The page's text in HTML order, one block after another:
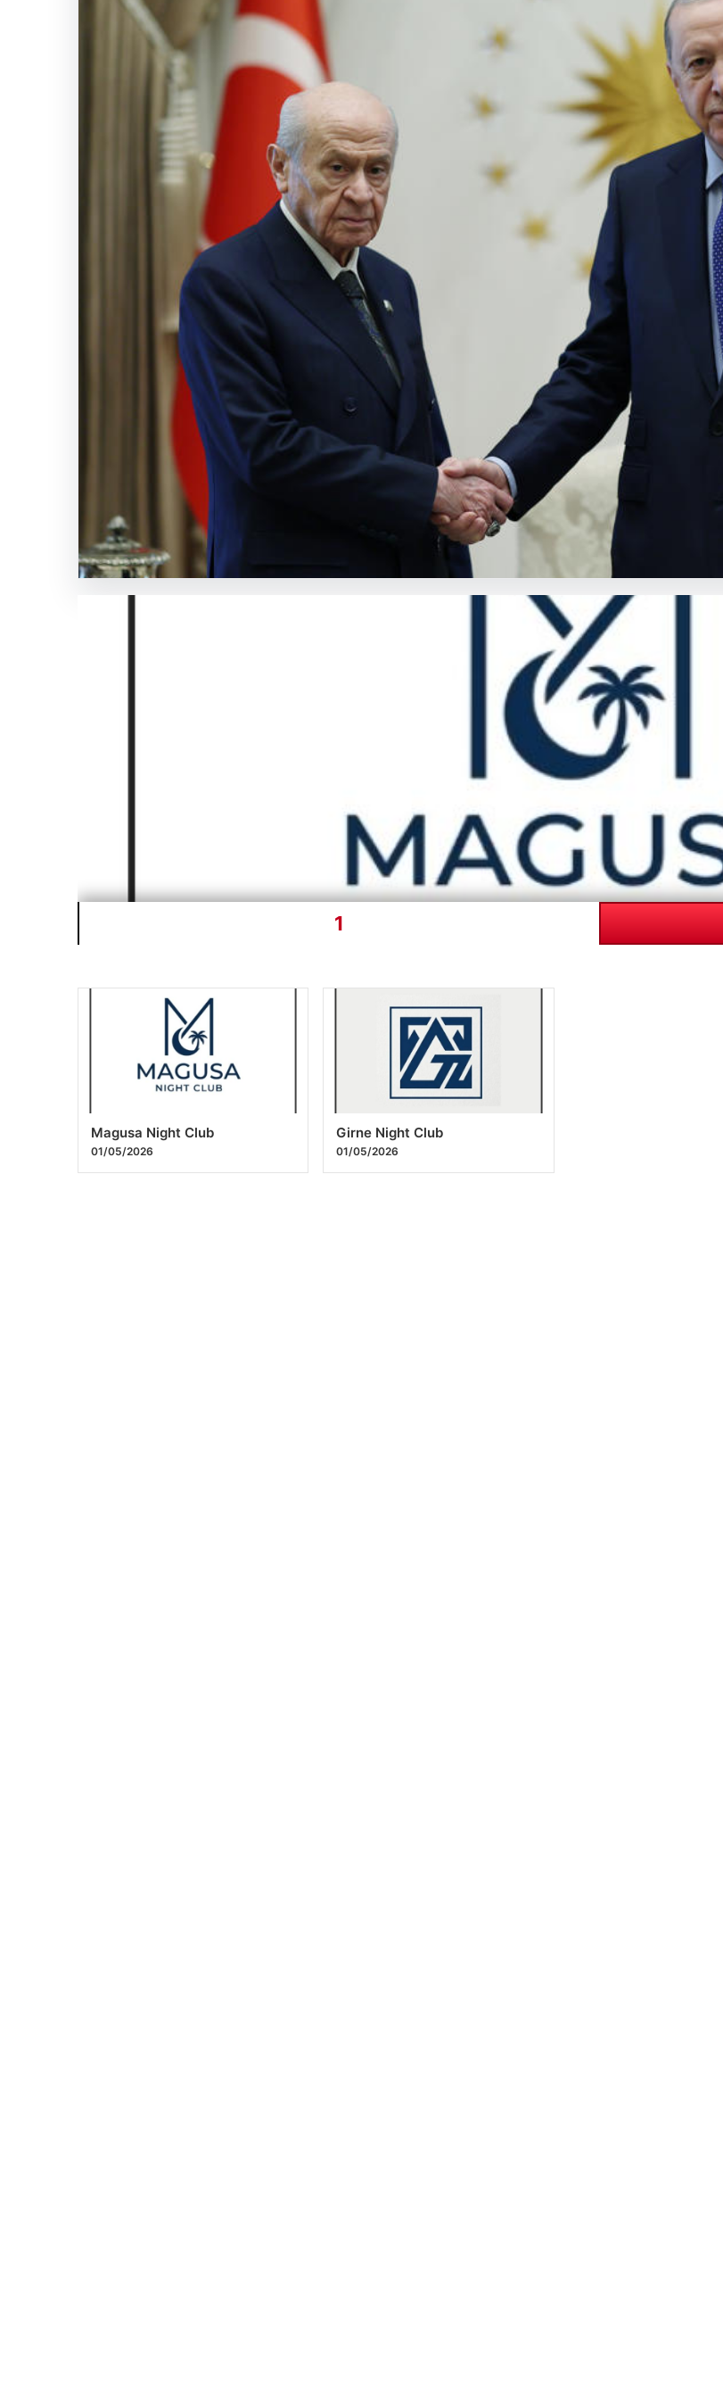
Cumhurbaşkanı Erdoğan, Devlet Bahçeli ile görüştü
Girne
Night
Club
1
Magusa Night Club
01/05/2026
Girne Night Club
01/05/2026